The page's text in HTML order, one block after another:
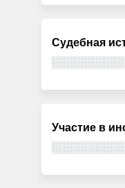
Судебная
Участие в